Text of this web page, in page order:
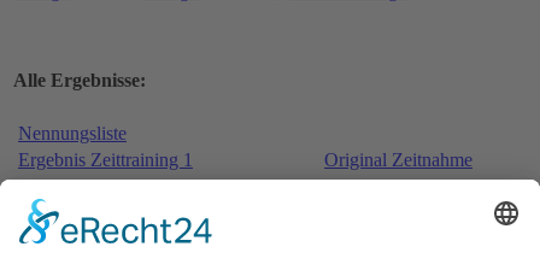
Alle Ergebnisse:
Nennungsliste
Ergebnis Zeittraining 1
Original Zeitnahme
Ergebnis Zeittraining 2
Gesamtergebnis Zeittraining 1+2